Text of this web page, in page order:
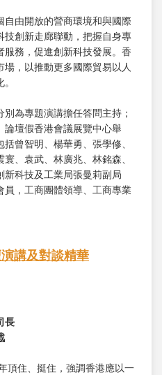
由開放的營商環境和與國際
技創新走廊聯動，把握自身專
務，促進創新科技發展。香
，以推動更多國際貿易以人
為專題演講擔任答問主持；
論壇假香港會議展覽中心舉
曾智明、楊華勇、張學修、
、袁武、林廣兆、林銘森、
新科技及工業局張曼莉副局
員，工商團體領導、工商專業
講及對談精華
長
頂住、挺住，強調香港應以一